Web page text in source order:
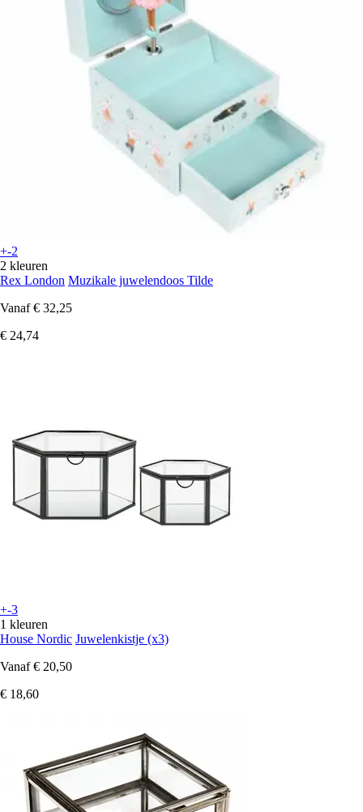
+-2
2 kleuren
Rex London Muzikale juwelendoos Tilde
Vanaf € 32,25
€ 24,74
+-3
1 kleuren
House Nordic Juwelenkistje (x3)
Vanaf € 20,50
€ 18,60